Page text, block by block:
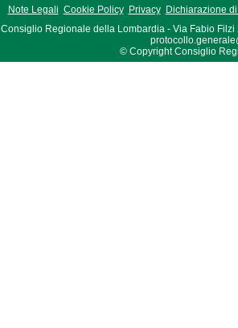
Note Legali Cookie Policy Privacy
Dichiarazione
Consiglio Regionale della Lombardia - Via Fabio Filzi
© Copyright Consiglio